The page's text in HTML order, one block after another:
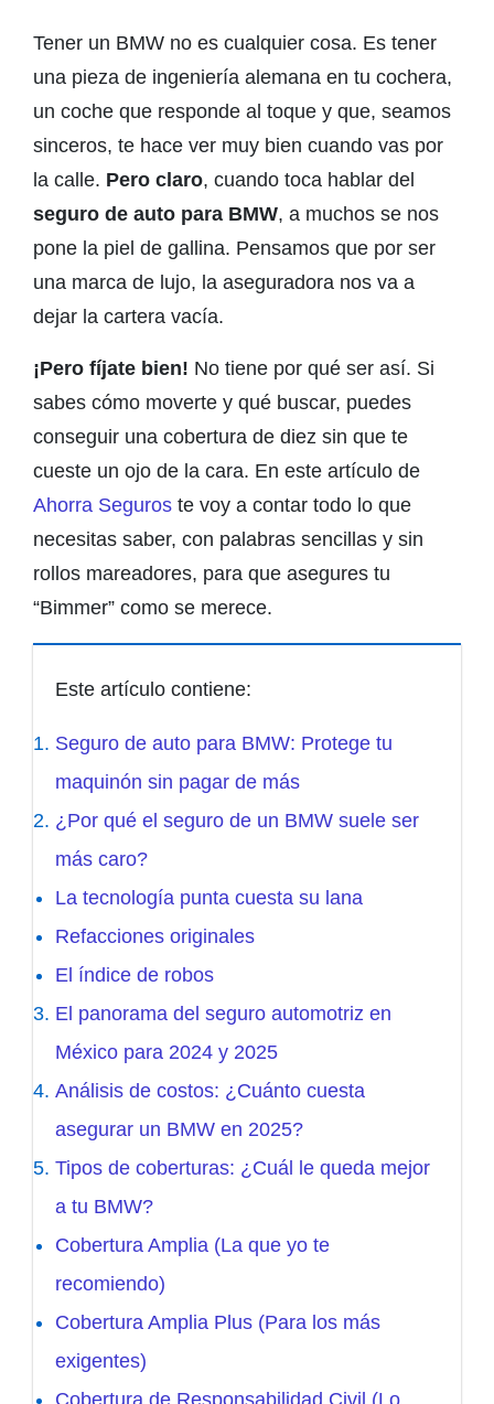
Tener un BMW no es cualquier cosa. Es tener
una pieza de ingeniería alemana en tu cochera,
un coche que responde al toque y que, seamos
sinceros, te hace ver muy bien cuando vas por
la calle. Pero claro, cuando toca hablar del
seguro de auto para BMW, a muchos se nos
pone la piel de gallina. Pensamos que por ser
una marca de lujo, la aseguradora nos va a
dejar la cartera vacía.
¡Pero fíjate bien! No tiene por qué ser así. Si
sabes cómo moverte y qué buscar, puedes
conseguir una cobertura de diez sin que te
cueste un ojo de la cara. En este artículo de
Ahorra Seguros te voy a contar todo lo que
necesitas saber, con palabras sencillas y sin
rollos mareadores, para que asegures tu
“Bimmer” como se merece.
Este artículo contiene:
Seguro de auto para BMW: Protege tu
maquinón sin pagar de más
¿Por qué el seguro de un BMW suele ser
más caro?
La tecnología punta cuesta su lana
Refacciones originales
El índice de robos
El panorama del seguro automotriz en
México para 2024 y 2025
Análisis de costos: ¿Cuánto cuesta
asegurar un BMW en 2025?
Tipos de coberturas: ¿Cuál le queda mejor
a tu BMW?
Cobertura Amplia (La que yo te
recomiendo)
Cobertura Amplia Plus (Para los más
exigentes)
Cobertura de Responsabilidad Civil (Lo